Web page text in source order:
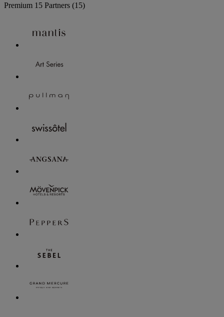
Premium 15 Partners (15)